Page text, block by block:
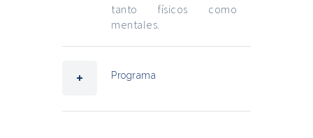
tanto físicos como
mentales.
Programa